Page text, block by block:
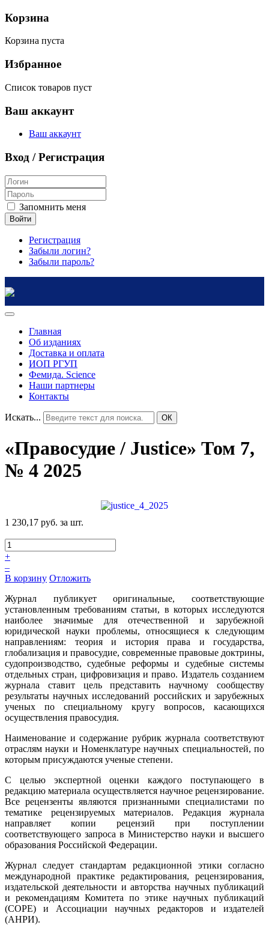
Корзина
Корзина пуста
Избранное
Список товаров пуст
Ваш аккаунт
Ваш аккаунт
Вход / Регистрация
Запомнить меня
Войти
Регистрация
Забыли логин?
Забыли пароль?
Главная
Об изданиях
Доставка и оплата
ИОП РГУП
Фемида. Science
Наши партнеры
Контакты
Искать... ОК
«Правосудие / Justice» Том 7,
№ 4 2025
1 230,17 руб. за шт.
+
–
В корзину Отложить
Журнал публикует оригинальные, соответствующие
установленным требованиям статьи, в которых исследуются
наиболее значимые для отечественной и зарубежной
юридической науки проблемы, относящиеся к следующим
направлениям: теория и история права и государства,
глобализация и правосудие, современные правовые доктрины,
судопроизводство, судебные реформы и судебные системы
отдельных стран, цифровизация и право. Издатель созданием
журнала ставит цель представить научному сообществу
результаты научных исследований российских и зарубежных
ученых по специальному кругу вопросов, касающихся
осуществления правосудия.
Наименование и содержание рубрик журнала соответствуют
отраслям науки и Номенклатуре научных специальностей, по
которым присуждаются ученые степени.
С целью экспертной оценки каждого поступающего в
редакцию материала осуществляется научное рецензирование.
Все рецензенты являются признанными специалистами по
тематике рецензируемых материалов. Редакция журнала
направляет копии рецензий при поступлении
соответствующего запроса в Министерство науки и высшего
образования Российской Федерации.
Журнал следует стандартам редакционной этики согласно
международной практике редактирования, рецензирования,
издательской деятельности и авторства научных публикаций
и рекомендациям Комитета по этике научных публикаций
(COPE) и Ассоциации научных редакторов и издателей
(АНРИ).